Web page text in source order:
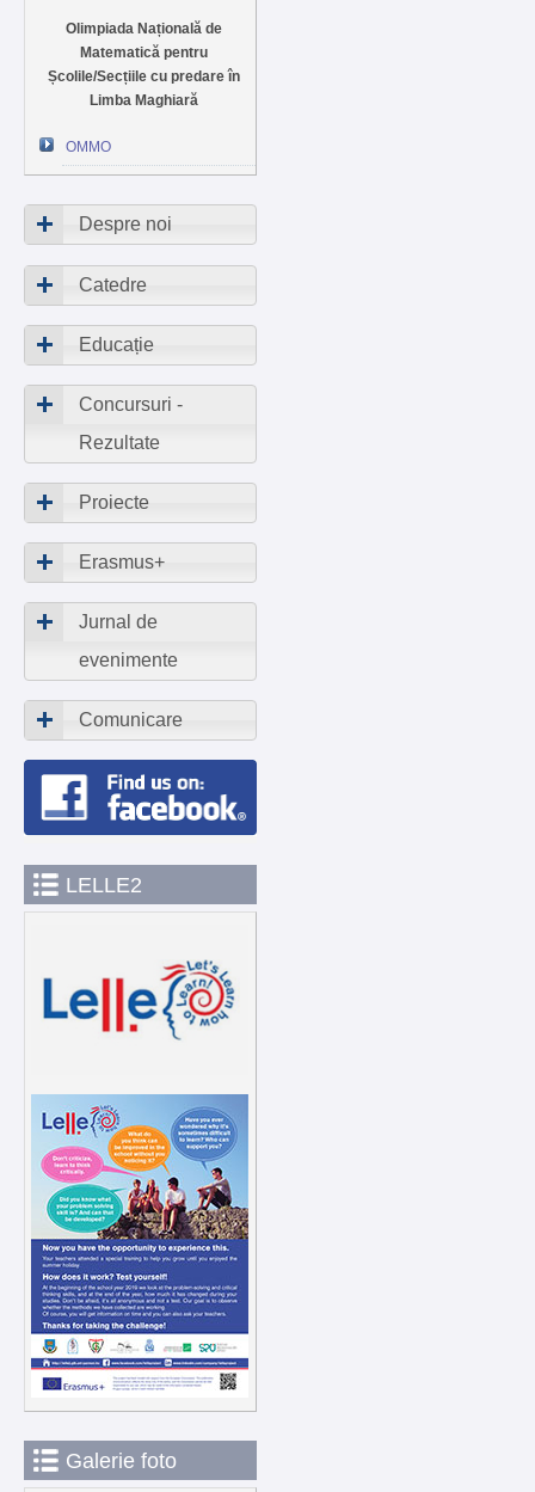
Olimpiada Națională de
Matematică pentru
Școlile/Secțiile cu predare în
Limba Maghiară
OMMO
Despre noi
Catedre
Educație
Concursuri -
Rezultate
Proiecte
Erasmus+
Jurnal de
evenimente
Comunicare
LELLE2
Galerie foto